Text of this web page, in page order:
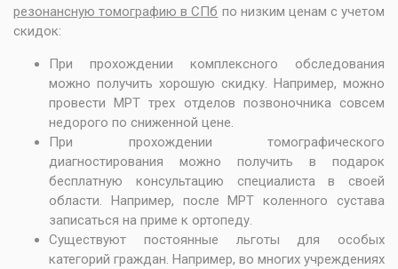
резонансную томографию в СПб по низким ценам с учетом
скидок:
При прохождении комплексного обследования
можно получить хорошую скидку. Например, можно
провестиМРТ трех отделов позвоночника совсем
недорого по сниженной цене.
При прохождении томографического
диагностирования можно получить в подарок
бесплатную консультацию специалиста в своей
области. Например, послеМРТ коленного сустава
записаться на приме к ортопеду.
Существуют постоянные льготы для особых
категорий граждан. Например, во многих учреждениях